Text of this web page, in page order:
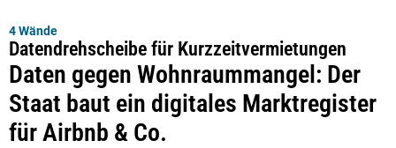
4 Wände
Datendrehscheibe für Kurzzeitvermietungen
Daten gegen Wohnraummangel: Der
Staat baut ein digitales Marktregister
für Airbnb & Co.